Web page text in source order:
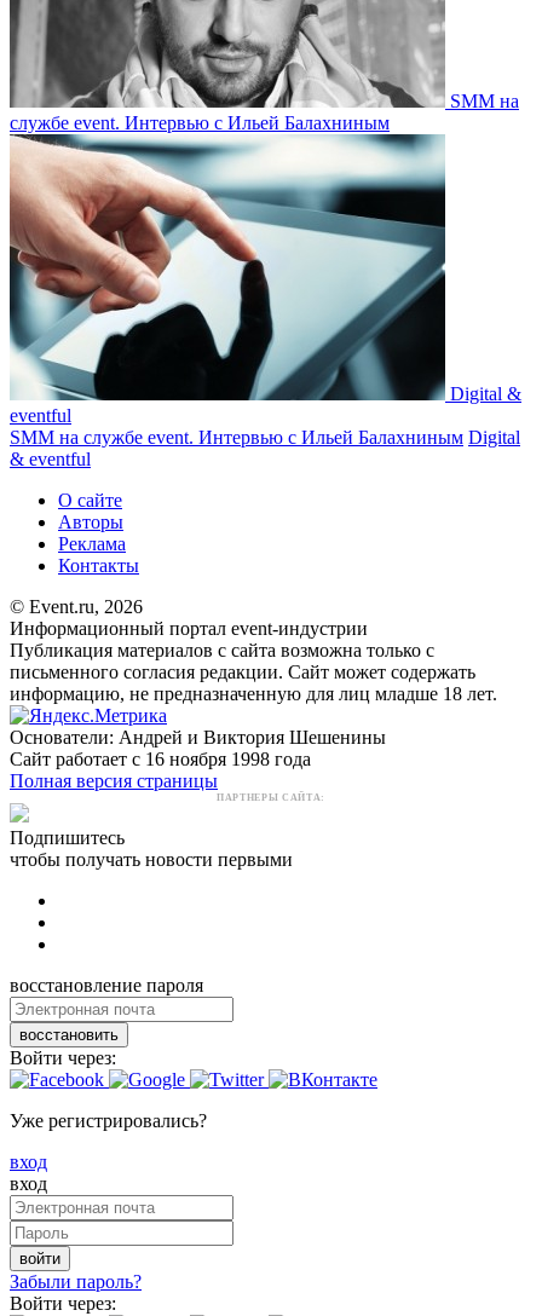
SMM на
службе event. Интервью с Ильей Балахниным
Digital &
eventful
SMM на службе event. Интервью с Ильей Балахниным Digital
& eventful
О сайте
Авторы
Реклама
Контакты
© Event.ru, 2026
Информационный портал event-индустрии
Публикация материалов с сайта возможна только с
письменного согласия редакции. Сайт может содержать
информацию, не предназначенную для лиц младше 18 лет.
Основатели: Андрей и Виктория Шешенины
Сайт работает с 16 ноября 1998 года
Полная версия страницы
ПАРТНЕРЫ САЙТА:
Подпишитесь
чтобы получать новости первыми
восстановление пароля
восстановить
Войти через:
Уже регистрировались?
вход
вход
войти
Забыли пароль?
Войти через: